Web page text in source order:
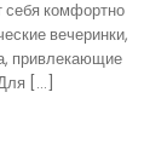
себя комфортно
вечеринки,
привлекающие
[…]